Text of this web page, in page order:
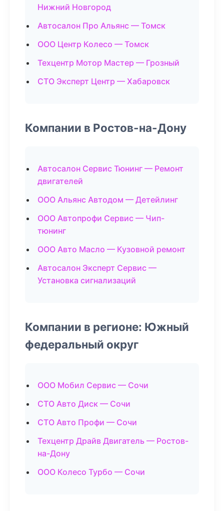
Нижний Новгород
Автосалон Про Альянс — Томск
ООО Центр Колесо — Томск
Техцентр Мотор Мастер — Грозный
СТО Эксперт Центр — Хабаровск
Компании в Ростов-на-Дону
Автосалон Сервис Тюнинг — Ремонт
двигателей
ООО Альянс Автодом — Детейлинг
ООО Автопрофи Сервис — Чип-
тюнинг
ООО Авто Масло — Кузовной ремонт
Автосалон Эксперт Сервис —
Установка сигнализаций
Компании в регионе: Южный
федеральный округ
ООО Мобил Сервис — Сочи
СТО Авто Диск — Сочи
СТО Авто Профи — Сочи
Техцентр Драйв Двигатель — Ростов-
на-Дону
ООО Колесо Турбо — Сочи